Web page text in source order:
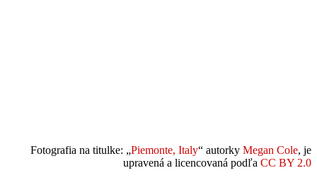
Fotografia na titulke: „Piemonte, Italy“ autorky Megan Cole, je
upravená a licencovaná podľa CC BY 2.0